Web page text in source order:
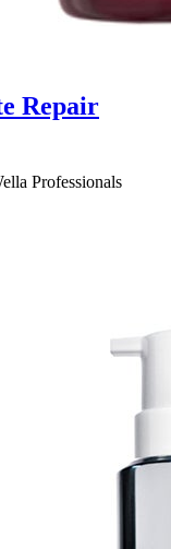
Repair
Professionals